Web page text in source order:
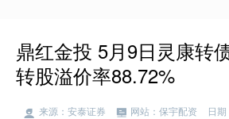
鼎红金投 5月9日灵康转
转股溢价率88.72%
来源：安泰证券 网站：保宇配资 日